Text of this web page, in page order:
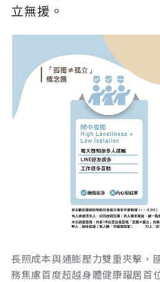
立無援。
長照成本與通膨壓力雙重夾擊，
務焦慮首度超越身體健康躍居首